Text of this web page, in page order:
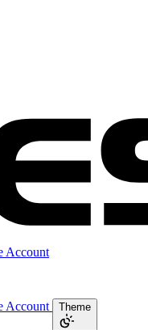
Account
Account Theme